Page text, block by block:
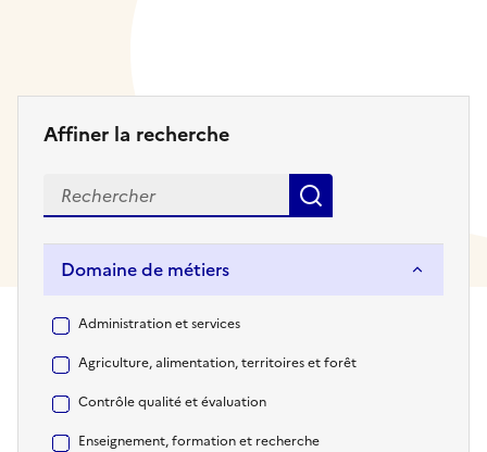
Affiner la recherche
Recherche par mot(s) clé(s)
Domaine de métiers
Domaine de métiers
Administration et services
Agriculture, alimentation, territoires et forêt
Contrôle qualité et évaluation
Enseignement, formation et recherche